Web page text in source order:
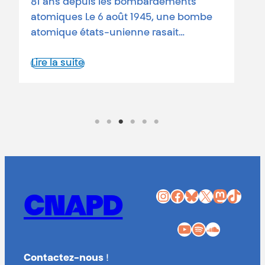
81 ans depuis les bombardements
atomiques Le 6 août 1945, une bombe
atomique états-unienne rasait…
Lire la suite
CNAPD InstagramFacebook Bluesky X Mastodon TikTok
YouTube Spotify SoundCloud
Contactez-nous !